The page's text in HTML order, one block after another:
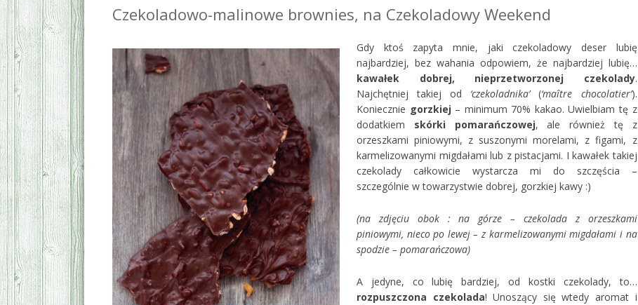
Czekoladowo-malinowe brownies, na Czekoladowy Weekend
Gdy ktoś zapyta mnie, jaki czekoladowy deser lubię
najbardziej, bez wahania odpowiem, że najbardziej lubię…
kawałek dobrej, nieprzetworzonej czekolady.
Najchętniej takiej od ‘czekoladnika’(‘maître chocolatier’).
Koniecznie gorzkiej– minimum 70% kakao. Uwielbiam tę z
dodatkiem skórki pomarańczowej, ale również tę z
orzeszkami piniowymi, z suszonymi morelami, z figami, z
karmelizowanymi migdałami lub z pistacjami. I kawałek takiej
czekolady całkowicie wystarcza mi do szczęścia –
szczególnie w towarzystwie dobrej, gorzkiej kawy :)
(na zdjęciu obok : na górze – czekolada z orzeszkami
piniowymi, nieco po lewej – z karmelizowanymi migdałami i na
spodzie – pomarańczowa)
A jedyne, co lubię bardziej, od kostki czekolady, to…
rozpuszczona czekolada! Unoszący się wtedy aromat i